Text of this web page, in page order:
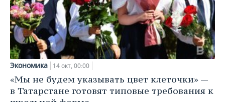
Экономика 14 окт, 00:00
«Мы не будем указывать цвет клеточки» —
в Татарстане готовят типовые требования к